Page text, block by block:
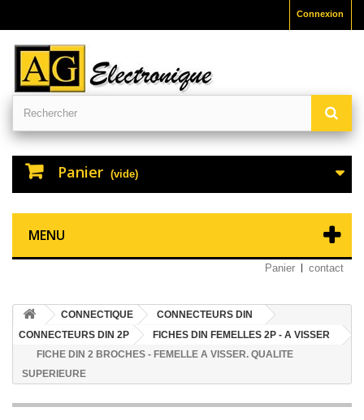
Connexion
Panier (vide)
MENU
Panier contact
CONNECTIQUE
CONNECTEURS DIN
CONNECTEURS DIN 2P
FICHES DIN FEMELLES 2P - A VISSER
FICHE DIN 2 BROCHES - FEMELLE A VISSER. QUALITE
SUPERIEURE